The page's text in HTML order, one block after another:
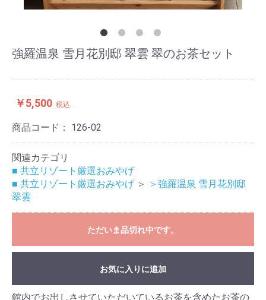
強羅温泉 雪月花別邸 翠雲 翠のお茶セット
￥5,500 税込
商品コード： 126-02
関連カテゴリ
■ 共立リゾート厳選おみやげ
■ 共立リゾート厳選おみやげ ＞
＞強羅温泉 雪月花別邸
翠雲
ただいま品切れ中です。
お気に入りに追加
館内でお出しさせていただいているお茶を含めたお茶の